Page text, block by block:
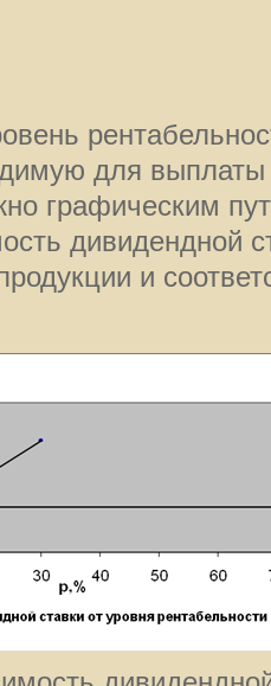
для выплаты
графическим
дивидендной
и